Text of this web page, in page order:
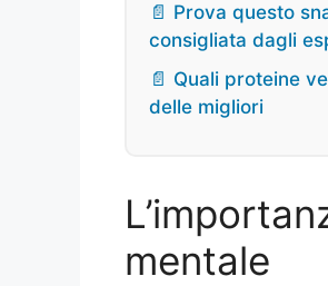
📄 Prova questo
consigliata dagli
📄 Quali proteine
delle migliori
mentale